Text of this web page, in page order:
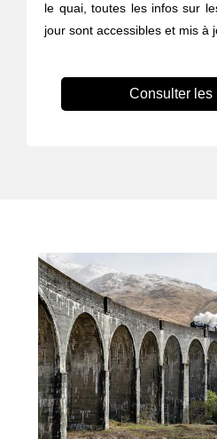
le quai, toutes les infos sur
jour sont accessibles et mis à
Consulter les